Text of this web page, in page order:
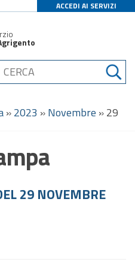
ACCEDI AI SERVIZI
»2023 »Novembre »29
29 NOVEMBRE